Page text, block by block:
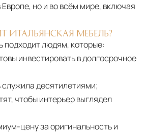
но и во всём мире, включая
МЕБЕЛЬ?
подходит людям, которые:
инвестировать в долгосрочное
служила десятилетиями;
чтобы интерьер выглядел
цену за оригинальность и